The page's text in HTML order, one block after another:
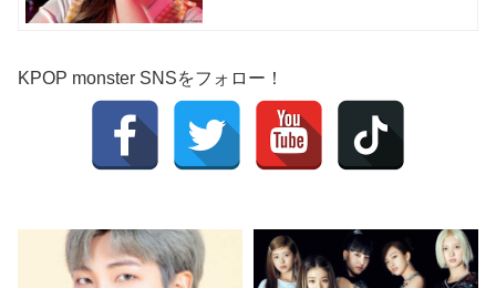
KPOP monster SNSをフォロー！